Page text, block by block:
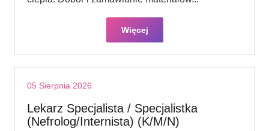
Więcej
05 Sierpnia 2026
Lekarz Specjalista / Specjalistka
(Nefrolog/Internista) (K/M/N)